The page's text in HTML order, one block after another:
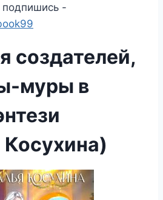
подпишись -
создателей,
муры в